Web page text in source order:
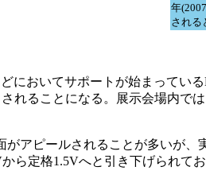
年
される
おいてサポートが始まっている
れることになる。展示会場内で
アピールされることが多いが、
ら定格1.5Vへと引き下げられて